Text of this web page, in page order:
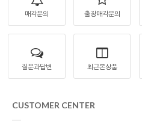
매각문의 출장매각문의
질문과답변 최근본상품
CUSTOMER CENTER